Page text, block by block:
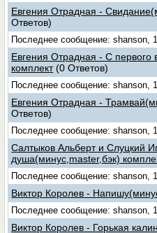
Евгения Отрадная -
Ответов)
Последнее сообщение: shanson,
Евгения Отрадная - С первого
комплект (0 Ответов)
Последнее сообщение: shanson,
Евгения Отрадная -
Ответов)
Последнее сообщение: shanson,
Салтыков Альберт и Слуцкий
душа(минус,master,бэк)
Последнее сообщение: shanson,
Виктор Королев -
Последнее сообщение: shanson,
Виктор Королев - Горькая